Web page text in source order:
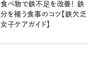
食べ物で鉄不足を改善！ 鉄
分を補う食事のコツ【鉄欠乏
女子ケアガイド】